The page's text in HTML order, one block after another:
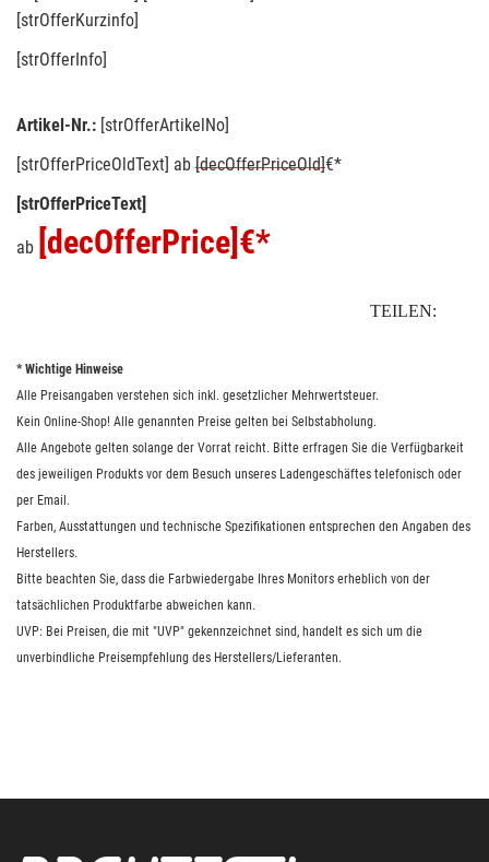
[strOfferKurzinfo]
[strOfferInfo]
Artikel-Nr.: [strOfferArtikelNo]
[strOfferPriceOldText] ab [decOfferPriceOld]€*
[strOfferPriceText]
ab [decOfferPrice] €*
TEILEN:
* Wichtige Hinweise
Alle Preisangaben verstehen sich inkl. gesetzlicher Mehrwertsteuer.
Kein Online-Shop! Alle genannten Preise gelten bei Selbstabholung.
Alle Angebote gelten solange der Vorrat reicht. Bitte erfragen Sie die Verfügbarkeit
des jeweiligen Produkts vor dem Besuch unseres Ladengeschäftes telefonisch oder
per Email.
Farben, Ausstattungen und technische Spezifikationen entsprechen den Angaben des
Herstellers.
Bitte beachten Sie, dass die Farbwiedergabe Ihres Monitors erheblich von der
tatsächlichen Produktfarbe abweichen kann.
UVP: Bei Preisen, die mit "UVP" gekennzeichnet sind, handelt es sich um die
unverbindliche Preisempfehlung des Herstellers/Lieferanten.